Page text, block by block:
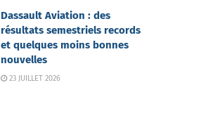
Dassault Aviation : des
résultats semestriels records
et quelques moins bonnes
nouvelles
23 JUILLET 2026